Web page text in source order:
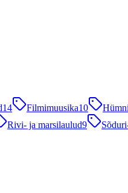
14 Filmimuusika10
Rivi- ja marsilaulud9